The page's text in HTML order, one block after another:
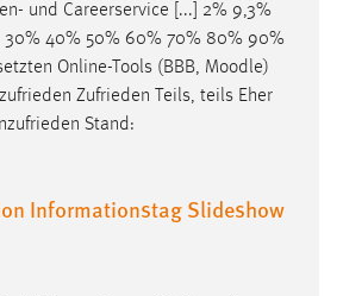
und Careerservice [...] 2% 9,3%
30% 40% 50% 60% 70% 80% 90%
Online-Tools (BBB, Moodle)
zufrieden Zufrieden Teils, teils Eher
Stand:
Informationstag Slideshow